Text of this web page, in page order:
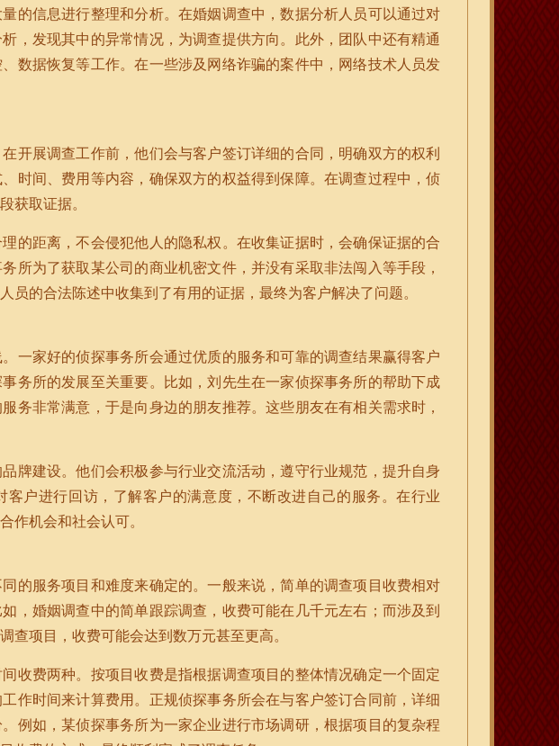
的信息进行整理和分析。在婚姻调查中，数据分析人员可以通过对
，发现其中的异常情况，为调查提供方向。此外，团队中还有精通
数据恢复等工作。在一些涉及网络诈骗的案件中，网络技术人员发
开展调查工作前，他们会与客户签订详细的合同，明确双方的权利
时间、费用等内容，确保双方的权益得到保障。在调查过程中，侦
获取证据。
的距离，不会侵犯他人的隐私权。在收集证据时，会确保证据的合
所为了获取某公司的商业机密文件，并没有采取非法闯入等手段，
员的合法陈述中收集到了有用的证据，最终为客户解决了问题。
一家好的侦探事务所会通过优质的服务和可靠的调查结果赢得客户
务所的发展至关重要。比如，刘先生在一家侦探事务所的帮助下成
务非常满意，于是向身边的朋友推荐。这些朋友在有相关需求时，
牌建设。他们会积极参与行业交流活动，遵守行业规范，提升自身
户进行回访，了解客户的满意度，不断改进自己的服务。在行业
作机会和社会认可。
的服务项目和难度来确定的。一般来说，简单的调查项目收费相对
，婚姻调查中的简单跟踪调查，收费可能在几千元左右；而涉及到
查项目，收费可能会达到数万元甚至更高。
收费两种。按项目收费是指根据调查项目的整体情况确定一个固定
作时间来计算费用。正规侦探事务所会在与客户签订合同前，详细
例如，某侦探事务所为一家企业进行市场调研，根据项目的复杂程